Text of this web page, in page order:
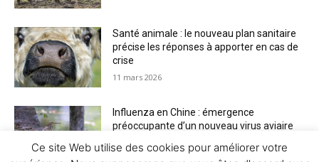
Santé animale : le nouveau plan sanitaire
précise les réponses à apporter en cas de
crise
11 mars 2026
Influenza en Chine : émergence
préoccupante d’un nouveau virus aviaire
Ce site Web utilise des cookies pour améliorer votre